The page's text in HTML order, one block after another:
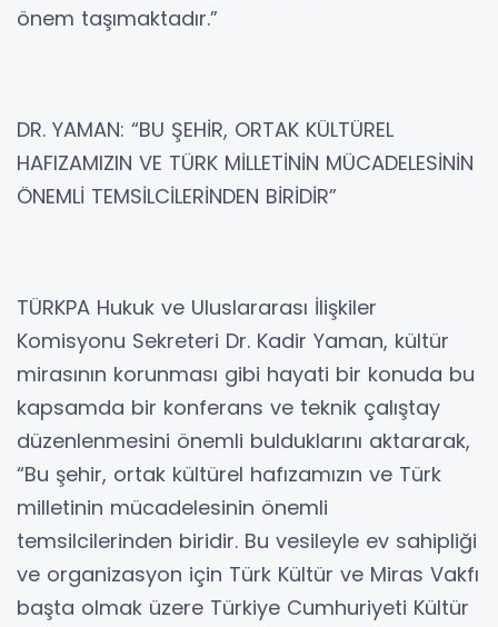
önem taşımaktadır.”
DR. YAMAN: “BU ŞEHİR, ORTAK KÜLTÜREL
HAFIZAMIZIN VE TÜRK MİLLETİNİN MÜCADELESİNİN
ÖNEMLİ TEMSİLCİLERİNDEN BİRİDİR”
TÜRKPA Hukuk ve Uluslararası İlişkiler
Komisyonu Sekreteri Dr. Kadir Yaman, kültür
mirasının korunması gibi hayati bir konuda bu
kapsamda bir konferans ve teknik çalıştay
düzenlenmesini önemli bulduklarını aktararak,
“Bu şehir, ortak kültürel hafızamızın ve Türk
milletinin mücadelesinin önemli
temsilcilerinden biridir. Bu vesileyle ev sahipliği
ve organizasyon için Türk Kültür ve Miras Vakfı
başta olmak üzere Türkiye Cumhuriyeti Kültür